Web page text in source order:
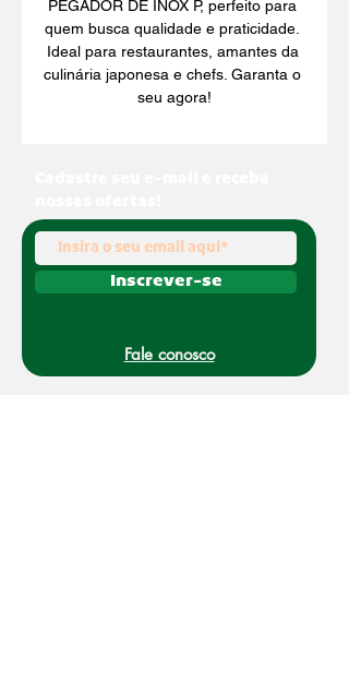
PEGADOR DE INOX P, perfeito para
quem busca qualidade e praticidade.
Ideal para restaurantes, amantes da
culinária japonesa e chefs. Garanta o
seu agora!
Inscrever-se
Fale conosco